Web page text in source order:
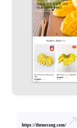
https://thenorang.com/ north_east